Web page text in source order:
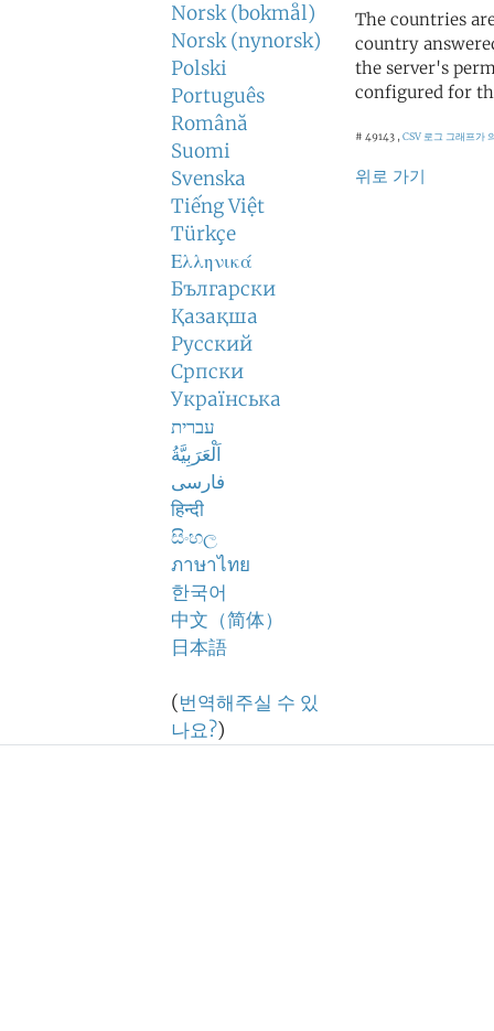
Norsk (bokmål)
Norsk (nynorsk)
Polski
Português
Română
Suomi
Svenska
Tiếng Việt
Türkçe
Ελληνικά
Български
Қазақша
Русский
Српски
Українська
עברית
اَلْعَرَبِيَّةُ
فارسی
हिन्दी
සිංහල
ภาษาไทย
한국어
中文（简体）
日本語
(번역해주실 수 있
나요?)
The countries
country
the server's
configured for
# 49143 , CSV 로그 그래프가
위로 가기